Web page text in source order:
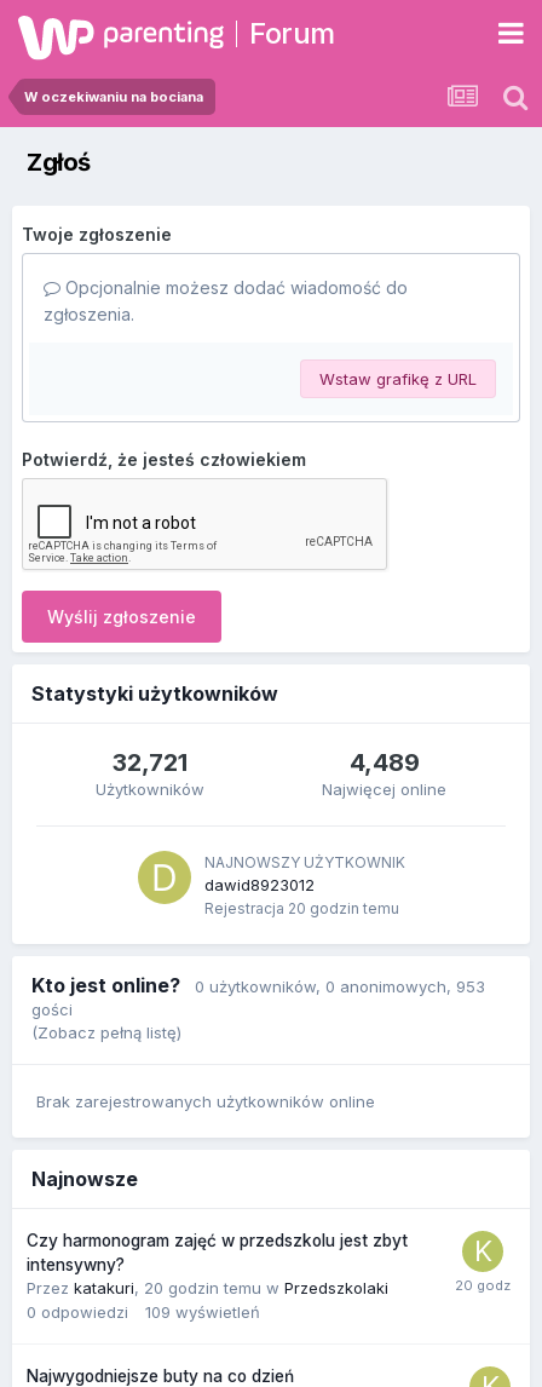
Forum
W oczekiwaniu na bociana
Zgłoś
Twoje zgłoszenie
Opcjonalnie możesz dodać wiadomość do
zgłoszenia.
Wstaw grafikę z URL
Potwierdź, że jesteś człowiekiem
Wyślij zgłoszenie
Statystyki użytkowników
32,721
Użytkowników
4,489
Najwięcej online
NAJNOWSZY UŻYTKOWNIK
dawid8923012
Rejestracja 20 godzin temu
Kto jest online? 0 użytkowników, 0 anonimowych, 953
gości
(Zobacz pełną listę)
Brak zarejestrowanych użytkowników online
Najnowsze
Czy harmonogram zajęć w przedszkolu jest zbyt
intensywny?
Przez katakuri, 20 godzin temu w Przedszkolaki
0 odpowiedzi 109 wyświetleń
Najwygodniejsze buty na co dzień